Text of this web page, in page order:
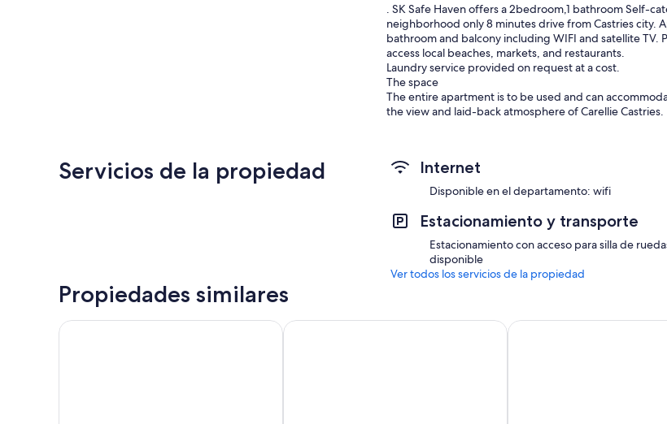
. SK Safe Haven offers a 2bedroom,1 bathroom Self-
neighborhood only 8 minutes drive from Castries city.
bathroom and balcony including WIFI and satellite TV.
access local beaches, markets, and restaurants.
Laundry service provided on request at a cost.
The space
The entire apartment is to be used and can
the view and laid-back atmosphere of Carellie Castries.
children's park, football pitch, church and grocery
local and international interest such as the food and
and can also try St. Lucian cuisine, the harbor, Pointe
Derek Walcott Square to name a few. From Castries
destinations around the island.
Other things to note
Our premises is gated to ensure safety and you will be
A complimentary grocery basket will be provided to
Servicios de la propiedad Internet
Disponible en el departamento: wifi
Estacionamiento y transporte
Estacionamiento con acceso para silla de
disponible
Ver todos los servicios de la propiedad
Propiedades similares
Hilltop View Guesthouse Seaview Apartel Tropic Nook Too